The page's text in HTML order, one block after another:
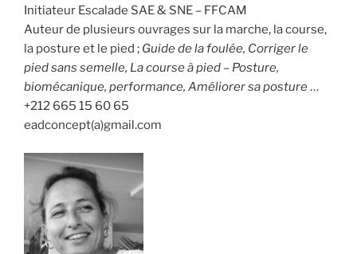
Initiateur Escalade SAE & SNE – FFCAM
Auteur de plusieurs ouvrages sur la marche, la course,
la posture et le pied ; Guide de la foulée, Corriger le
pied sans semelle, La course à pied – Posture,
biomécanique, performance, Améliorer sa posture…
+212 665 15 60 65
eadconcept(a)gmail.com